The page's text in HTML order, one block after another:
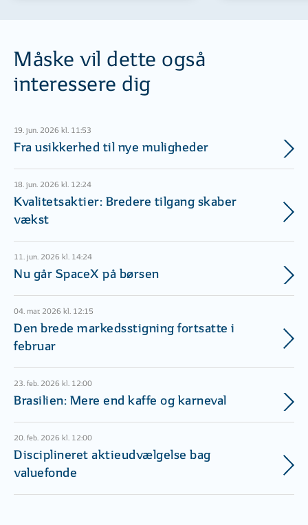
Måske vil dette også
interessere dig
19. jun. 2026 kl. 11:53
Fra usikkerhed til nye muligheder
18. jun. 2026 kl. 12:24
Kvalitetsaktier: Bredere tilgang skaber
vækst
11. jun. 2026 kl. 14:24
Nu går SpaceX på børsen
04. mar. 2026 kl. 12:15
Den brede markedsstigning fortsatte i
februar
23. feb. 2026 kl. 12:00
Brasilien: Mere end kaffe og karneval
20. feb. 2026 kl. 12:00
Disciplineret aktieudvælgelse bag
valuefonde